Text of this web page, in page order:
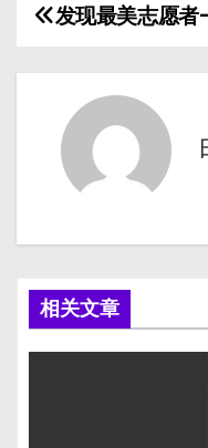
文
章
导
航
发现最美志愿
相关文章